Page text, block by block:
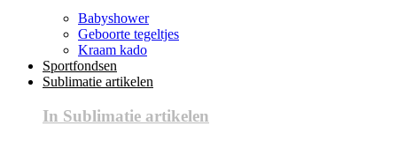
Babyshower
Geboorte tegeltjes
Kraam kado
Sportfondsen
Sublimatie artikelen
In Sublimatie artikelen